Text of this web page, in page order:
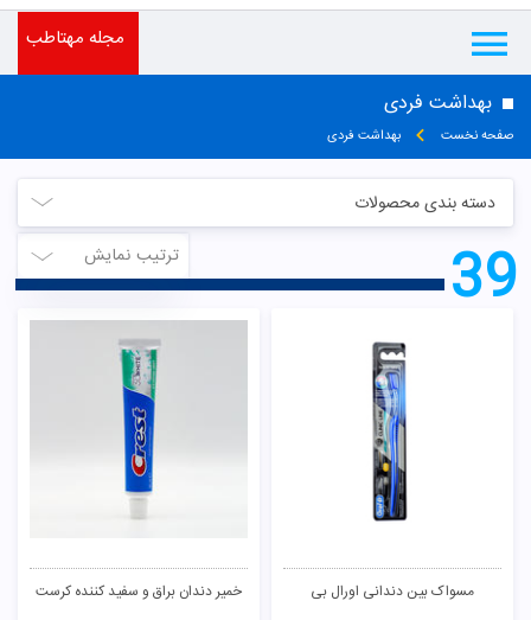
مجله مهتاطب
بهداشت فردی
صفحه نخست بهداشت فردی
دسته بندی محصولات
ترتیب نمایش
39
مسواک بین دندانی اورال بی خمیر دندان براق و سفید کننده کرست